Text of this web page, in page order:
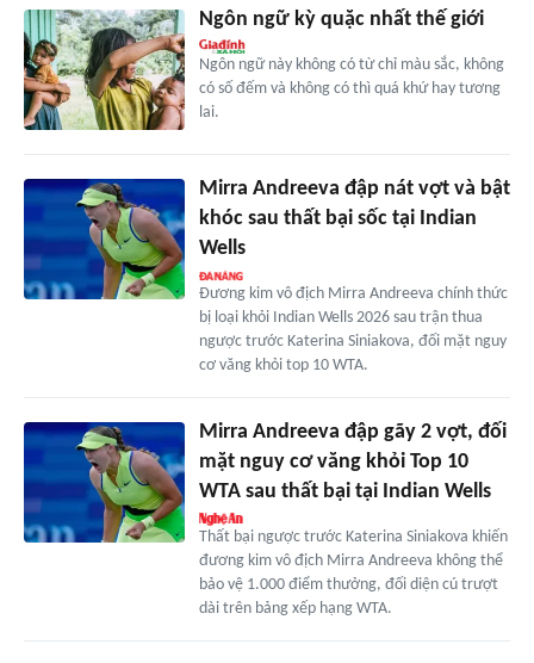
Ngôn ngữ kỳ quặc nhất thế giới
Ngôn ngữ này không có từ chỉ màu sắc, không
có số đếm và không có thì quá khứ hay tương
lai.
Mirra Andreeva đập nát vợt và bật
khóc sau thất bại sốc tại Indian
Wells
Đương kim vô địch Mirra Andreeva chính thức
bị loại khỏi Indian Wells 2026 sau trận thua
ngược trước Katerina Siniakova, đối mặt nguy
cơ văng khỏi top 10 WTA.
Mirra Andreeva đập gãy 2 vợt, đối
mặt nguy cơ văng khỏi Top 10
WTA sau thất bại tại Indian Wells
Thất bại ngược trước Katerina Siniakova khiến
đương kim vô địch Mirra Andreeva không thể
bảo vệ 1.000 điểm thưởng, đối diện cú trượt
dài trên bảng xếp hạng WTA.